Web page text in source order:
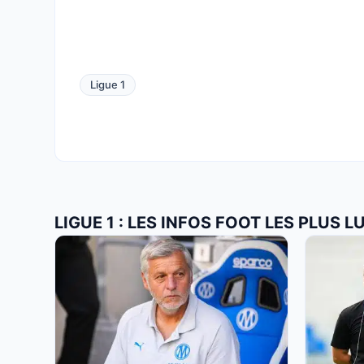
Ligue 1
LIGUE 1 : LES INFOS FOOT LES PLUS